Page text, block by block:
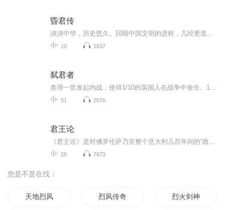
昏君传
10 1837
弑君者
51 2076
君王论
26 7673
您是不是在找：
天地烈风 烈风传奇 烈火剑神